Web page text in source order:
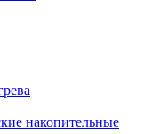
накопительные